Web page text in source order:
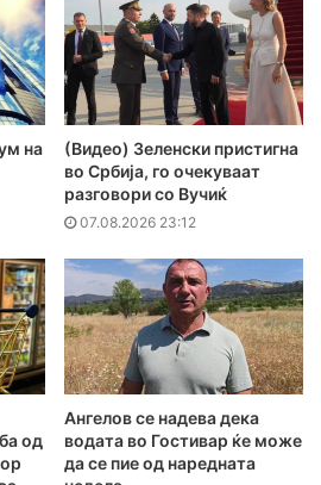
на
(Видео) Зеленски пристигна
во Србија, го очекуваат
разговори со Вучиќ
07.08.2026 23:12
од
Ангелов се надева дека
водата во Гостивар ќе може
да се пие од наредната